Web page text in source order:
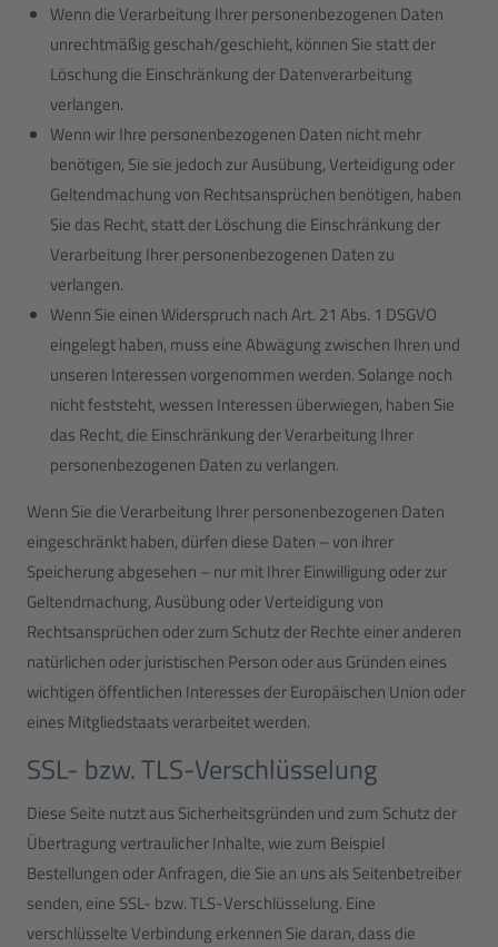
Wenn die Verarbeitung Ihrer personenbezogenen Daten
unrechtmäßig geschah/geschieht, können Sie statt der
Löschung die Einschränkung der Datenverarbeitung
verlangen.
Wenn wir Ihre personenbezogenen Daten nicht mehr
benötigen, Sie sie jedoch zur Ausübung, Verteidigung oder
Geltendmachung von Rechtsansprüchen benötigen, haben
Sie das Recht, statt der Löschung die Einschränkung der
Verarbeitung Ihrer personenbezogenen Daten zu
verlangen.
Wenn Sie einen Widerspruch nach Art. 21 Abs. 1 DSGVO
eingelegt haben, muss eine Abwägung zwischen Ihren und
unseren Interessen vorgenommen werden. Solange noch
nicht feststeht, wessen Interessen überwiegen, haben Sie
das Recht, die Einschränkung der Verarbeitung Ihrer
personenbezogenen Daten zu verlangen.
Wenn Sie die Verarbeitung Ihrer personenbezogenen Daten
eingeschränkt haben, dürfen diese Daten – von ihrer
Speicherung abgesehen – nur mit Ihrer Einwilligung oder zur
Geltendmachung, Ausübung oder Verteidigung von
Rechtsansprüchen oder zum Schutz der Rechte einer anderen
natürlichen oder juristischen Person oder aus Gründen eines
wichtigen öffentlichen Interesses der Europäischen Union oder
eines Mitgliedstaats verarbeitet werden.
SSL- bzw. TLS-Verschlüsselung
Diese Seite nutzt aus Sicherheitsgründen und zum Schutz der
Übertragung vertraulicher Inhalte, wie zum Beispiel
Bestellungen oder Anfragen, die Sie an uns als Seitenbetreiber
senden, eine SSL- bzw. TLS-Verschlüsselung. Eine
verschlüsselte Verbindung erkennen Sie daran, dass die